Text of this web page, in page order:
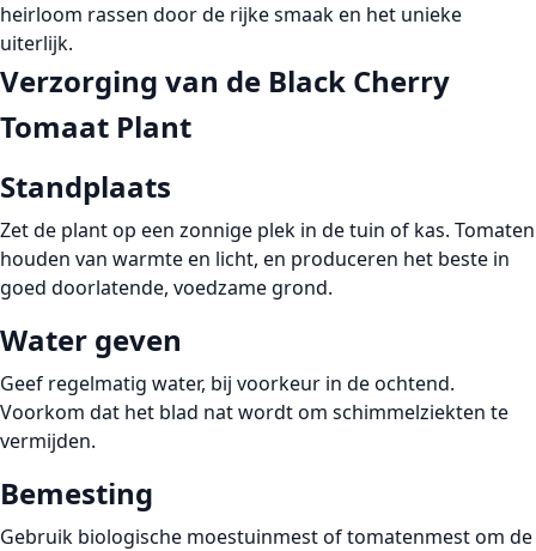
heirloom rassen door de rijke smaak en het unieke
uiterlijk.
Verzorging van de Black Cherry
Tomaat Plant
Standplaats
Zet de plant op een zonnige plek in de tuin of kas. Tomaten
houden van warmte en licht, en produceren het beste in
goed doorlatende, voedzame grond.
Water geven
Geef regelmatig water, bij voorkeur in de ochtend.
Voorkom dat het blad nat wordt om schimmelziekten te
vermijden.
Bemesting
Gebruik biologische moestuinmest of tomatenmest om de